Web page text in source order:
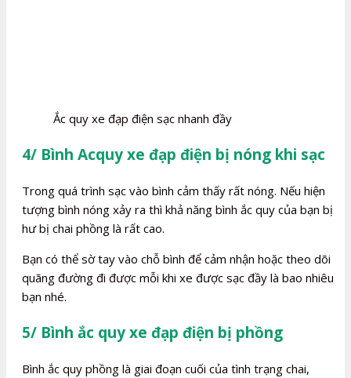
Ắc quy xe đạp điện sạc nhanh đầy
4/ Bình Acquy xe đạp điện bị nóng khi sạc
Trong quá trình sạc vào bình cảm thấy rất nóng. Nếu hiện
tượng bình nóng xảy ra thì khả năng bình ắc quy của bạn bị
hư bị chai phồng là rất cao.
Bạn có thể sờ tay vào chỗ bình để cảm nhận hoặc theo dõi
quãng đường đi được mỗi khi xe được sạc đầy là bao nhiêu
bạn nhé.
5/ Bình ắc quy xe đạp điện bị phồng
Bình ắc quy phồng là giai đoạn cuối của tình trạng chai,